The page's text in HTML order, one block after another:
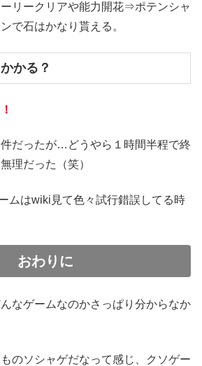
リークリアや能力開花⇒ポテンシャ
で石はかなり貰える。
かる？
だったが…どうやら１時間半程で終
理だった（笑）
ムはwiki見て色々試行錯誤してる時
おわりに
なゲームなのかさっぱり分からなか
のソシャゲだなって感じ、クソゲー